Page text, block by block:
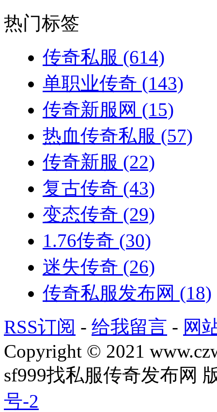
热门标签
传奇私服 (614)
单职业传奇 (143)
传奇新服网 (15)
热血传奇私服 (57)
传奇新服 (22)
复古传奇 (43)
变态传奇 (29)
1.76传奇 (30)
迷失传奇 (26)
传奇私服发布网 (18)
RSS订阅 - 给我留言 - 网
Copyright © 2021
sf999找私服传奇发布网
号-2